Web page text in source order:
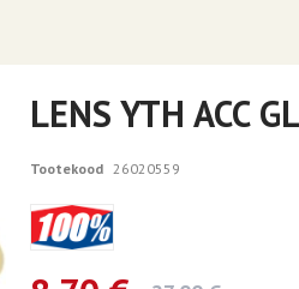
LENS YTH ACC
Tootekood 26020559